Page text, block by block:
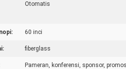
Otomatis
60 inci
fiberglass
Pameran, konferensi, sponsor,